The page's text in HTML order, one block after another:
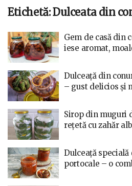
Etichetă:Dulceata din
Gem de casă din
iese aromat,
Dulceață din
– gust delicios și
Sirop din muguri
rețetă cu zahăr
Dulceață
portocale – o